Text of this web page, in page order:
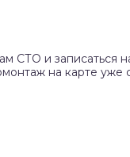
СТО и записаться
на карте уже